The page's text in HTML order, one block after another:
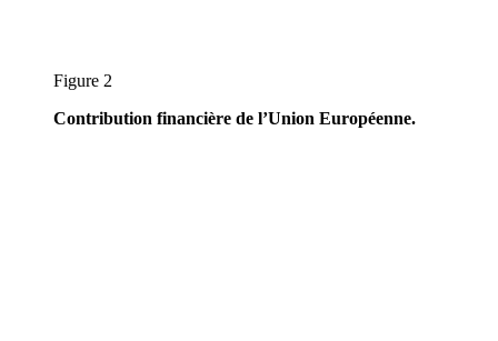
Figure 2
Contribution financière de l’Union Européenne.